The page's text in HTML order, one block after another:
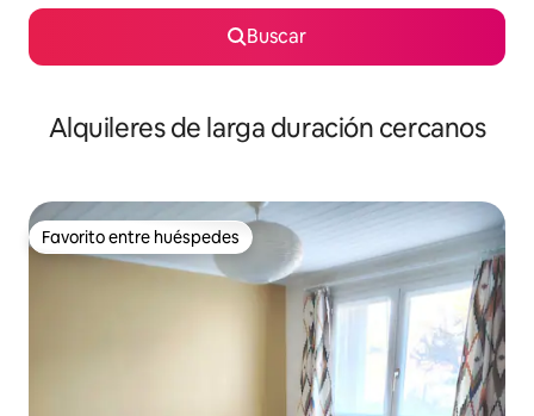
Buscar
Alquileres de larga duración cercanos
Favorito entre huéspedes
Favorito entre huéspedes